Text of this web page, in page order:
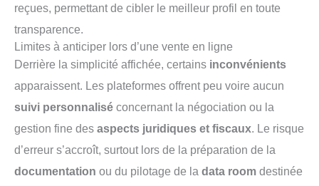
reçues, permettant de cibler le meilleur profil en toute
transparence.
Limites à anticiper lors d’une vente en ligne
Derrière la simplicité affichée, certains inconvénients
apparaissent. Les plateformes offrent peu voire aucun
suivi personnalisé concernant la négociation ou la
gestion fine des aspects juridiques et fiscaux. Le risque
d’erreur s’accroît, surtout lors de la préparation de la
documentation ou du pilotage de la data room destinée